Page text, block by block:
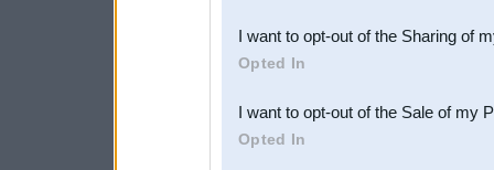
Downstream Participants
third parties.
I want to opt-out of the Sharing of
Opted In
I want to opt-out of the Sale of my
Opted In